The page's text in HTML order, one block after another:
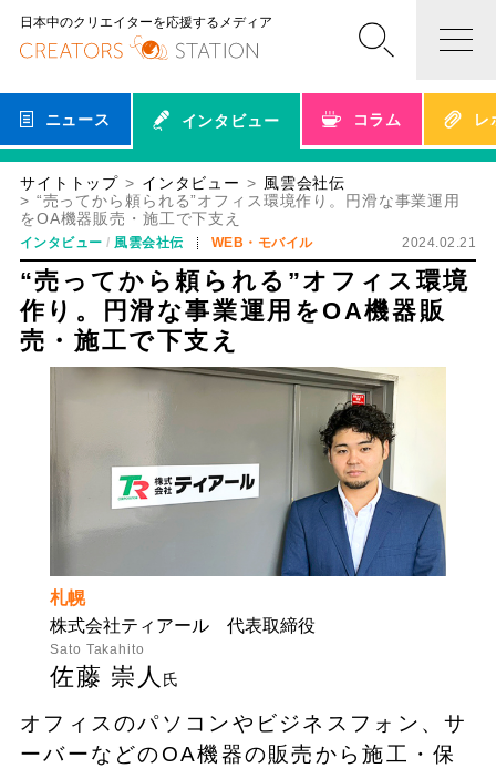
日本中のクリエイターを応援するメディア
ニュース インタビュー コラム レ
サイトトップ インタビュー
風雲会社伝
“売ってから頼られる”オフィス環境作り。円滑な事業運用
をOA機器販売・施工で下支え
インタビュー 風雲会社伝 WEB・モバイル 2024.02.21
“売ってから頼られる”オフィス環境
作り。円滑な事業運用をOA機器販
売・施工で下支え
札幌
株式会社ティアール 代表取締役
Sato Takahito
佐藤 崇人 氏
オフィスのパソコンやビジネスフォン、サ
ーバーなどのOA機器の販売から施工・保